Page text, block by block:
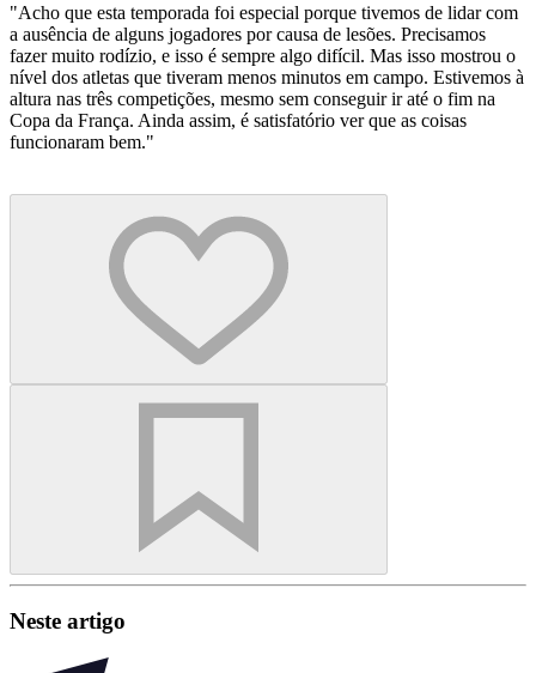
"Acho que esta temporada foi especial porque tivemos de lidar com
a ausência de alguns jogadores por causa de lesões. Precisamos
fazer muito rodízio, e isso é sempre algo difícil. Mas isso mostrou o
nível dos atletas que tiveram menos minutos em campo. Estivemos à
altura nas três competições, mesmo sem conseguir ir até o fim na
Copa da França. Ainda assim, é satisfatório ver que as coisas
funcionaram bem."
Neste artigo